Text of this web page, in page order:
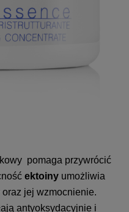
pomaga przywrócić
ektoinyumożliwia
jej wzmocnienie.
antyoksydacyjnie i